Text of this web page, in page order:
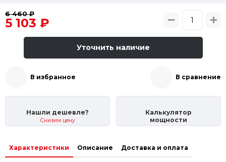
6 460 ₽
5 103 ₽
Уточнить наличие
В избранное В сравнение
Нашли дешевле?
Снизим цену
Калькулятор
мощности
Характеристики Описание Доставка и оплата